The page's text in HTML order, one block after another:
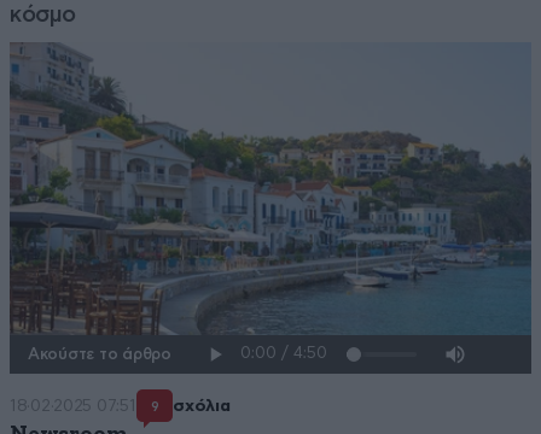
κόσμο
Ακούστε το άρθρο
18·02·2025 07:51 9 σχόλια